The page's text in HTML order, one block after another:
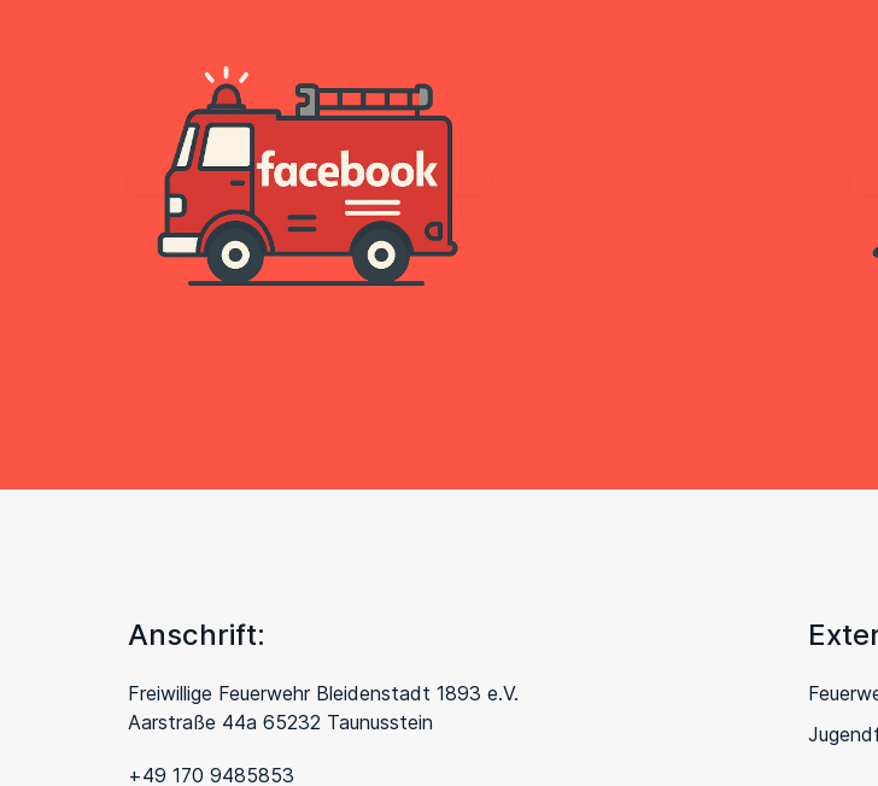
Anschrift:
Freiwillige Feuerwehr Bleidenstadt 1893 e.V.
Aarstraße 44a 65232 Taunusstein
+49 170 9485853